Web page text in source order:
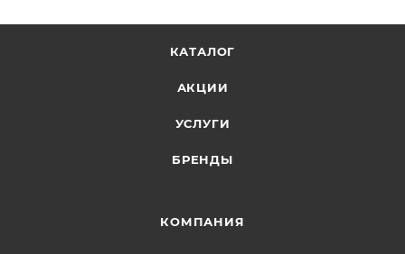
КАТАЛОГ
АКЦИИ
УСЛУГИ
БРЕНДЫ
КОМПАНИЯ